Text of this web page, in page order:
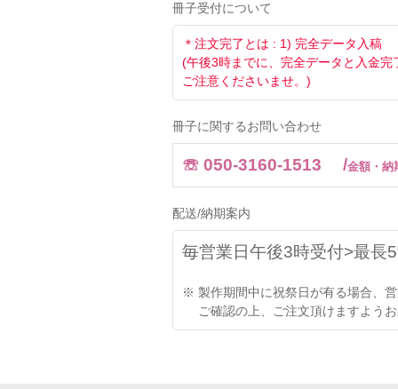
冊子受付について
＊注文完了とは : 1) 完全データ入稿
(午後3時までに、完全データと入金
ご注意くださいませ。)
冊子に関するお問い合わせ
☏ 050-3160-1513 /金額・納
配送/納期案内
毎営業日午後3時受付>最長
※ 製作期間中に祝祭日が有る場合、
ご確認の上、ご注文頂けますよう